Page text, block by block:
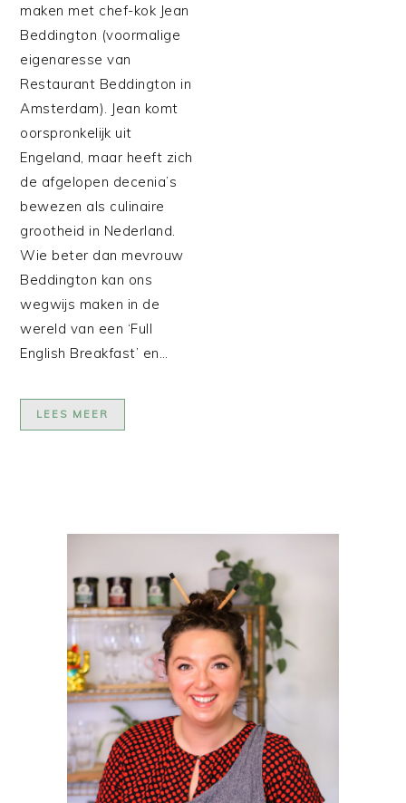
maken met chef-kok Jean
Beddington (voormalige
eigenaresse van
Restaurant Beddington in
Amsterdam). Jean komt
oorspronkelijk uit
Engeland, maar heeft zich
de afgelopen decenia’s
bewezen als culinaire
grootheid in Nederland.
Wie beter dan mevrouw
Beddington kan ons
wegwijs maken in de
wereld van een ‘Full
English Breakfast’ en…
LEES MEER